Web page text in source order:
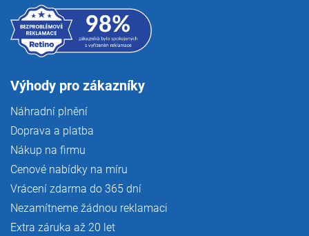
Výhody pro zákazníky
Náhradní plnění
Doprava a platba
Nákup na firmu
Cenové nabídky na míru
Vrácení zdarma do 365 dní
Nezamítneme žádnou reklamaci
Extra záruka až 20 let